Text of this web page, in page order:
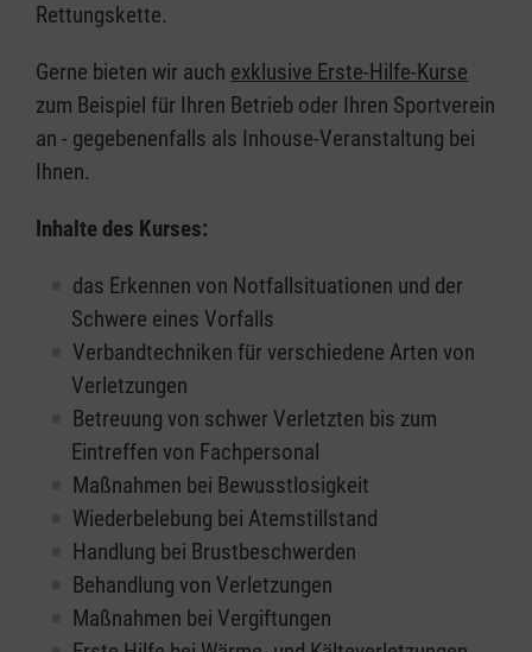
Rettungskette.
Gerne bieten wir auch exklusive Erste-Hilfe-Kurse
zum Beispiel für Ihren Betrieb oder Ihren Sportverein
an - gegebenenfalls als Inhouse-Veranstaltung bei
Ihnen.
Inhalte des Kurses:
das Erkennen von Notfallsituationen und der
Schwere eines Vorfalls
Verbandtechniken für verschiedene Arten von
Verletzungen
Betreuung von schwer Verletzten bis zum
Eintreffen von Fachpersonal
Maßnahmen bei Bewusstlosigkeit
Wiederbelebung bei Atemstillstand
Handlung bei Brustbeschwerden
Behandlung von Verletzungen
Maßnahmen bei Vergiftungen